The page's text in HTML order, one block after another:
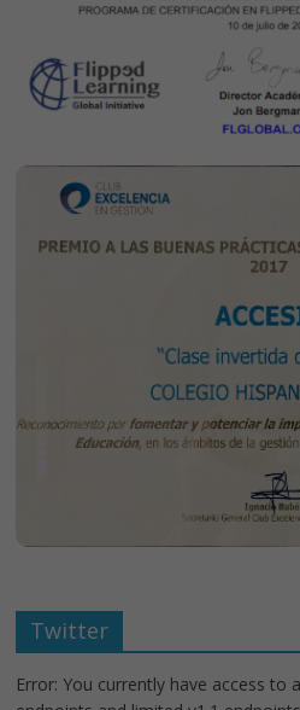
Twitter
Error: You currently have access to